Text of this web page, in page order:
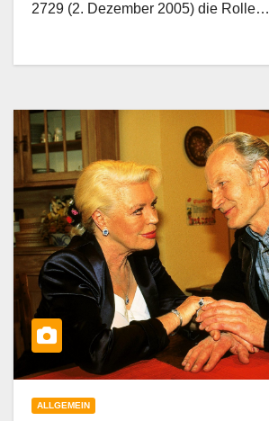
2729 (2. Dezember 2005) die Rolle…
ALLGEMEIN